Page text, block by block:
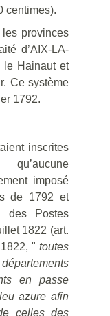
centimes).
provinces
d’AIX-LA-
le Hainaut et
Ce système
1792.
inscrites
imposé
de 1792 et
des Postes
1822 (art.
" toutes
en passe
azure afin
celles des